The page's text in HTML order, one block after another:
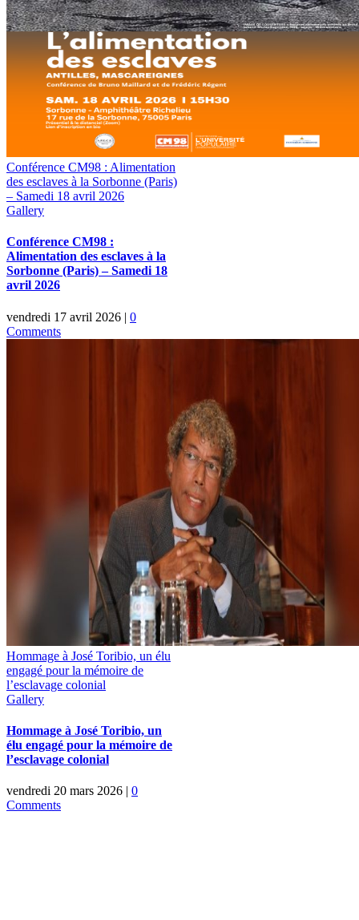
Conférence CM98 : Alimentation
des esclaves à la Sorbonne (Paris)
– Samedi 18 avril 2026
Gallery
Conférence CM98 :
Alimentation des esclaves à la
Sorbonne (Paris) – Samedi 18
avril 2026
vendredi 17 avril 2026 | 0
Comments
Hommage à José Toribio, un élu
engagé pour la mémoire de
l’esclavage colonial
Gallery
Hommage à José Toribio, un
élu engagé pour la mémoire de
l’esclavage colonial
vendredi 20 mars 2026 | 0
Comments